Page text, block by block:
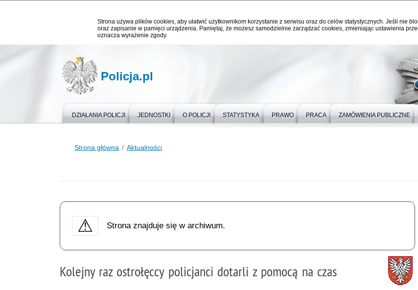
Strona używa plików cookies, aby ułatwić użytkownikom korzystanie z serwisu oraz do celów statystycznych. Jeśli nie
oraz zapisanie w pamięci urządzenia. Pamiętaj, że możesz samodzielnie zarządzać cookies, zmieniając ustawienia
oznacza wyrażenie zgody.
Policja.pl
DZIAŁANIA POLICJI JEDNOSTKI O POLICJI STATYSTYKA PRAWO PRACA ZAMÓWIENIA PUBLICZNE
Strona główna Aktualności
Strona znajduje się w archiwum.
Kolejny raz ostrołęccy policjanci dotarli z pomocą na czas